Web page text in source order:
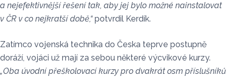
a nejefektivnější řešení tak, aby jej bylo možné nainstalovat
v ČR v co nejkratší době,“potvrdil Kerdík.
Zatímco vojenská technika do Česka teprve postupně
doráží, vojáci už mají za sebou některé výcvikové kurzy.
„Oba úvodní přeškolovací kurzy pro dvakrát osm příslušníků